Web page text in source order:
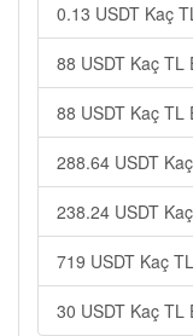
0.13 USDT Kaç
88 USDT Kaç TL
88 USDT Kaç TL
288.64 USDT
238.24 USDT
719 USDT Kaç
30 USDT Kaç TL